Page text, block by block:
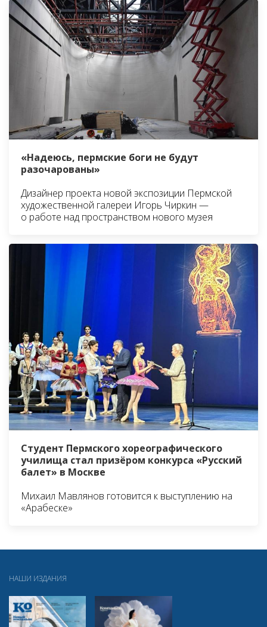
«Надеюсь, пермские боги не будут
разочарованы»
Дизайнер проекта новой экспозиции Пермской
художественной галереи Игорь Чиркин —
о работе над пространством нового музея
Студент Пермского хореографического
училища стал призёром конкурса «Русский
балет» в Москве
Михаил Мавлянов готовится к выступлению на
«Арабеске»
НАШИ ИЗДАНИЯ